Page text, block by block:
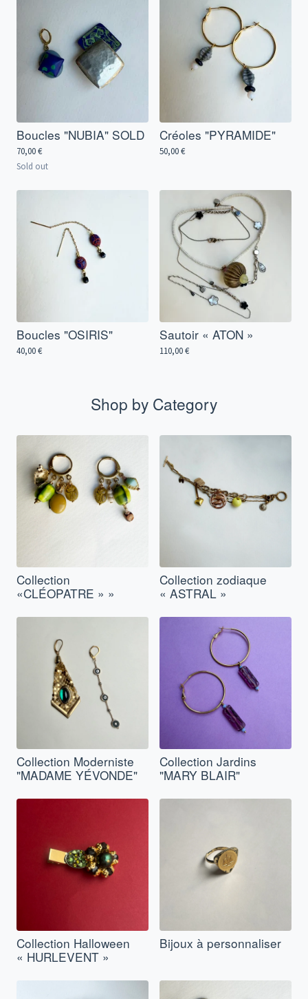
Boucles "NUBIA" SOLD
70,00€
Sold out
Créoles "PYRAMIDE"
50,00€
Boucles "OSIRIS"
40,00€
Sautoir « ATON »
110,00€
Shop by Category
Collection
«CLÉOPATRE » »
Collection zodiaque
« ASTRAL »
Collection Moderniste
"MADAME YÉVONDE"
Collection Jardins
"MARY BLAIR"
Collection Halloween
« HURLEVENT »
Bijoux à personnaliser